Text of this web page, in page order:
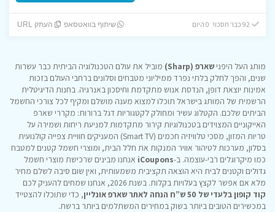
שיתוף בוואטסאפ העתק URL
מותג העל היפנישארפ (Sharp)
מוביל את עולם הטכנולוגיה הביתית כבר עשרות
שנים, והפך לחלק בלתי נפרד ממיליוני מטבחים וסלונים ברחבי העולם בזכות
אמינות יוצאת דופן, הנדסת אנוש מתקדמת וחיסכון באנרגיה. בחנות הדיגיטלית
הרשמית של המותג בישראל תוכלו למצוא מענה מושלם ומקיף לכל צורכי החשמל
הביתים שלכם. הקטלוג עשיר ומחולק לקטגוריות דגל ברורות: מקררי שארפ
האייקוניים המצוידים בטכנולוגיות קירור מתקדמות למניעת ריחות ושמירה על
טריות המזון, מסכי טלוויזיה חכמים (Smart TV) המעניקים חוויית צפייה קולנועית
בסלון, מערכות לטיהור אוויר המנקות את חלל הבית, ומוצרי חשמל קטנים למטבח
כמו מיקרוגלים רבי-עוצמה. ב-iCoupons אנחנו מבינים שרכישת מוצרי חשמל
גדולים וקטנים לבית היא הוצאה תקציבית משמעותית, ואין שום סיבה לשלם מחיר
מלא אם אפשר לקצץ בעלויות בקלות. בשנת 2026, אנחנו שמחים להעניק לכם
קוד קופון בלעדי של 50 ש”ח הנחה לאתר שארפ אונליין
, כדי שתוכלו להצטייד
במכשירים הטובים ביותר בשוק במחירים המשתלמים ביותר ברשת.